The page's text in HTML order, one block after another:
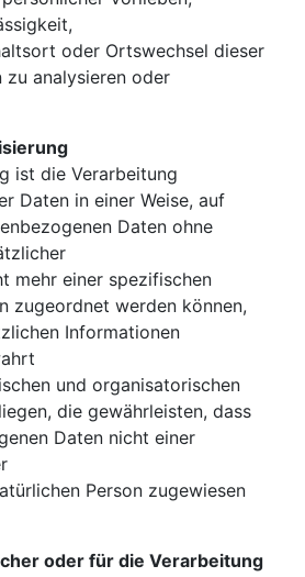
oder Ortswechsel dieser
zu analysieren oder
ist die Verarbeitung
Daten in einer Weise, auf
Daten ohne
mehr einer spezifischen
zugeordnet werden können,
Informationen
und organisatorischen
die gewährleisten, dass
Daten nicht einer
Person zugewiesen
oder für die Verarbeitung